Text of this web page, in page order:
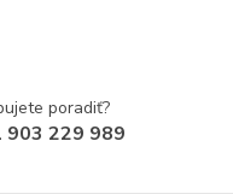
poradiť?
903 229 989